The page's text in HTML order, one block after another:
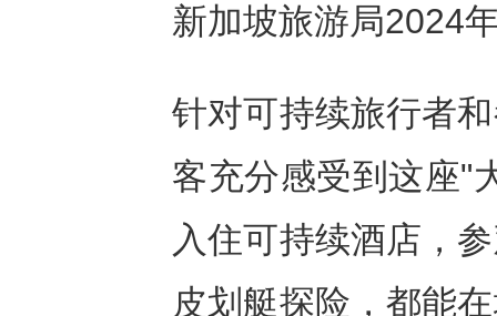
新加坡旅游局2024
针对可持续旅行者
客充分感受到这座"
入住可持续酒店，
皮划艇探险，都能